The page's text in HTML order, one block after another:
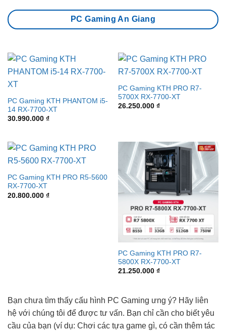
PC Gaming An Giang
PC Gaming KTH PHANTOM i5-
14 RX-7700-XT
30.990.000 ₫
PC Gaming KTH PRO R7-
5700X RX-7700-XT
26.250.000 ₫
PC Gaming KTH PRO R5-5600
RX-7700-XT
20.800.000 ₫
PC Gaming KTH PRO R7-
5800X RX-7700-XT
21.250.000 ₫
Bạn chưa tìm thấy cấu hình PC Gaming ưng ý? Hãy liên
hệ với chúng tôi để được tư vấn. Bạn chỉ cần cho biết yêu
cầu của bạn (ví dụ: Chơi các tựa game gì, có cần thêm tác